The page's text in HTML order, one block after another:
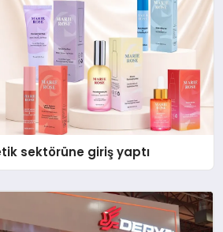
sektörüne giriş yaptı